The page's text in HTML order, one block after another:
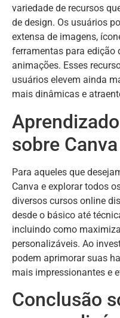
variedade de recursos
de design. Os usuários
extensa de imagens,
ferramentas para edição
animações. Esses
usuários elevem ainda
mais dinâmicas e
sobre Canva
Para aqueles que
Canva e explorar todos
diversos cursos online
desde o básico até
incluindo como
personalizáveis. Ao
podem aprimorar suas
mais impressionantes e
Conclusão